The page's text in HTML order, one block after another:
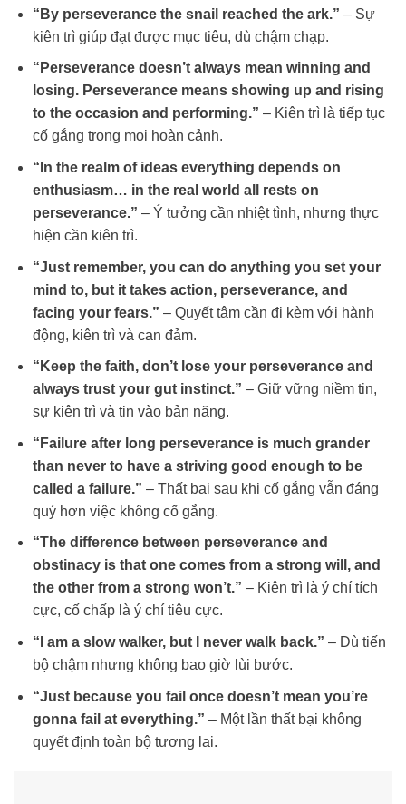
“By perseverance the snail reached the ark.” – Sự
kiên trì giúp đạt được mục tiêu, dù chậm chạp.
“Perseverance doesn’t always mean winning and
losing. Perseverance means showing up and rising
to the occasion and performing.” – Kiên trì là tiếp tục
cố gắng trong mọi hoàn cảnh.
“In the realm of ideas everything depends on
enthusiasm… in the real world all rests on
perseverance.” – Ý tưởng cần nhiệt tình, nhưng thực
hiện cần kiên trì.
“Just remember, you can do anything you set your
mind to, but it takes action, perseverance, and
facing your fears.” – Quyết tâm cần đi kèm với hành
động, kiên trì và can đảm.
“Keep the faith, don’t lose your perseverance and
always trust your gut instinct.” – Giữ vững niềm tin,
sự kiên trì và tin vào bản năng.
“Failure after long perseverance is much grander
than never to have a striving good enough to be
called a failure.” – Thất bại sau khi cố gắng vẫn đáng
quý hơn việc không cố gắng.
“The difference between perseverance and
obstinacy is that one comes from a strong will, and
the other from a strong won’t.” – Kiên trì là ý chí tích
cực, cố chấp là ý chí tiêu cực.
“I am a slow walker, but I never walk back.” – Dù tiến
bộ chậm nhưng không bao giờ lùi bước.
“Just because you fail once doesn’t mean you’re
gonna fail at everything.” – Một lần thất bại không
quyết định toàn bộ tương lai.